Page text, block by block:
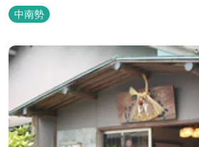
囲気の宿泊施設です。 円筒形の特徴ある
など多彩な客室を備え、窓からはリゾート
ちろん、伊勢...
中南勢